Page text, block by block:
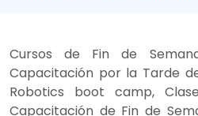
Cursos de Fin de
Capacitación por la Tarde
Robotics boot camp,
Capacitación de Fin de